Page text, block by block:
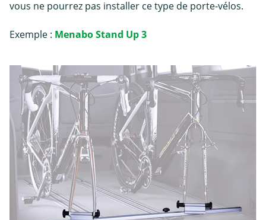
vous ne pourrez pas installer ce type de porte-vélos.
Exemple : Menabo Stand Up 3